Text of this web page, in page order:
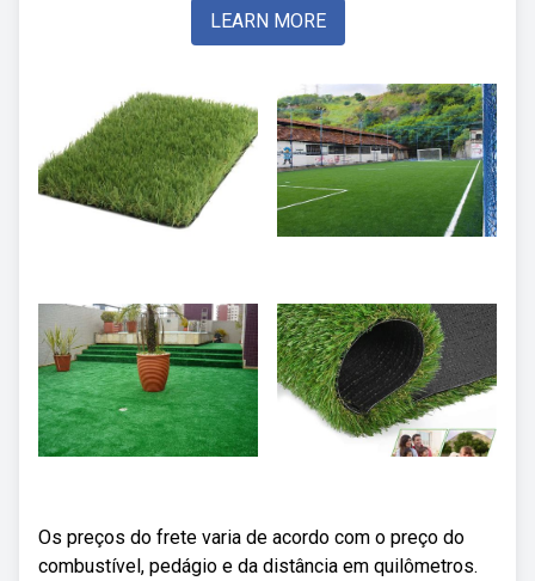
LEARN MORE
Os preços do frete varia de acordo com o preço do
combustível, pedágio e da distância em quilômetros.